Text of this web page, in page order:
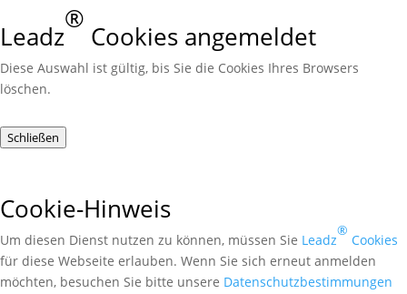
Leadz
®
Cookies angemeldet
Diese Auswahl ist gültig, bis Sie die Cookies Ihres Browsers
löschen.
Schließen
Cookie-Hinweis
Um diesen Dienst nutzen zu können, müssen Sie Leadz
®
Cookies
für diese Webseite erlauben. Wenn Sie sich erneut anmelden
möchten, besuchen Sie bitte unsere Daten­schutz­bestimmungen